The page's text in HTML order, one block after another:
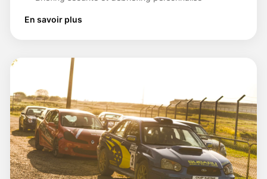
En savoir plus